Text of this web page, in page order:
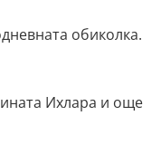
обиколка.
Ихлара и още